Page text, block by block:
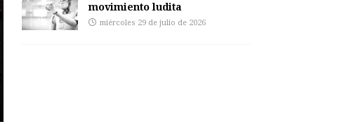
movimiento ludita
miércoles 29 de julio de 2026